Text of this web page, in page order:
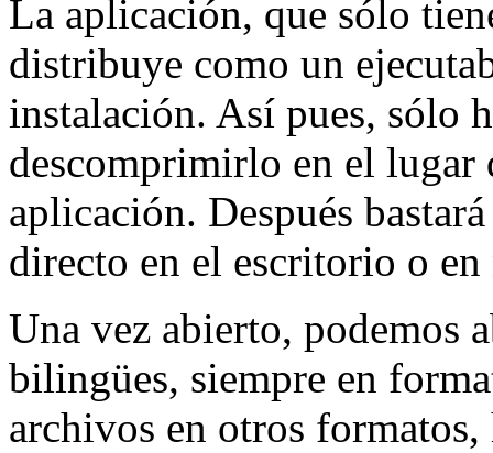
La aplicación, que sólo
distribuye como un
instalación. Así pues, sólo
descomprimirlo en el lugar
aplicación. Después
directo en el escritorio o
Una vez abierto, podemos
bilingües, siempre en
archivos en otros